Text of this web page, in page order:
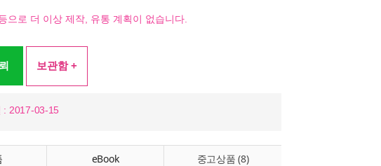
으로 더 이상 제작, 유통 계획이 없습니다.
보관함 +
: 2017-03-15
eBook 중고상품 (8)